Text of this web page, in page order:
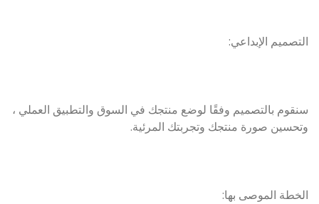
التصميم الإبداعي:
سنقوم بالتصميم وفقًا لوضع منتجك في السوق والتطبيق العملي ،
وتحسين صورة منتجك وتجربتك المرئية.
الخطة الموصى بها: